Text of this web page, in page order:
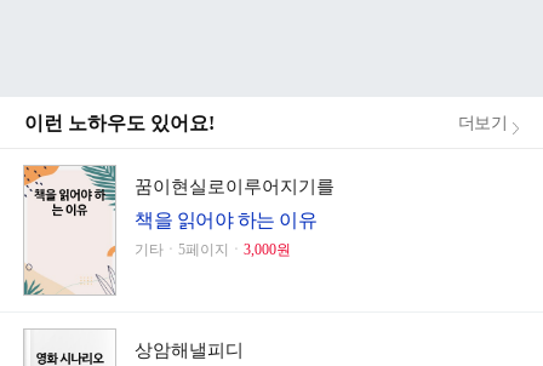
이런 노하우도 있어요! 더보기
꿈이현실로이루어지기를
책을 읽어야 하는 이유
기타ㆍ5페이지ㆍ 3,000원
상암해낼피디